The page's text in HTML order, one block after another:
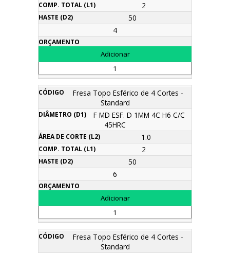
2
50
4
Fresa Topo Esférico de 4 Cortes -
Standard
F MD ESF. D 1MM 4C H6 C/C
45HRC
1.0
2
50
6
Fresa Topo Esférico de 4 Cortes -
Standard